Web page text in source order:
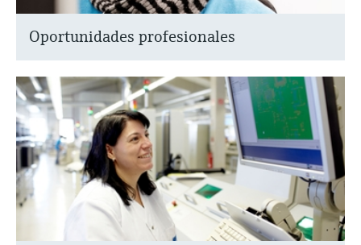
Oportunidades profesionales